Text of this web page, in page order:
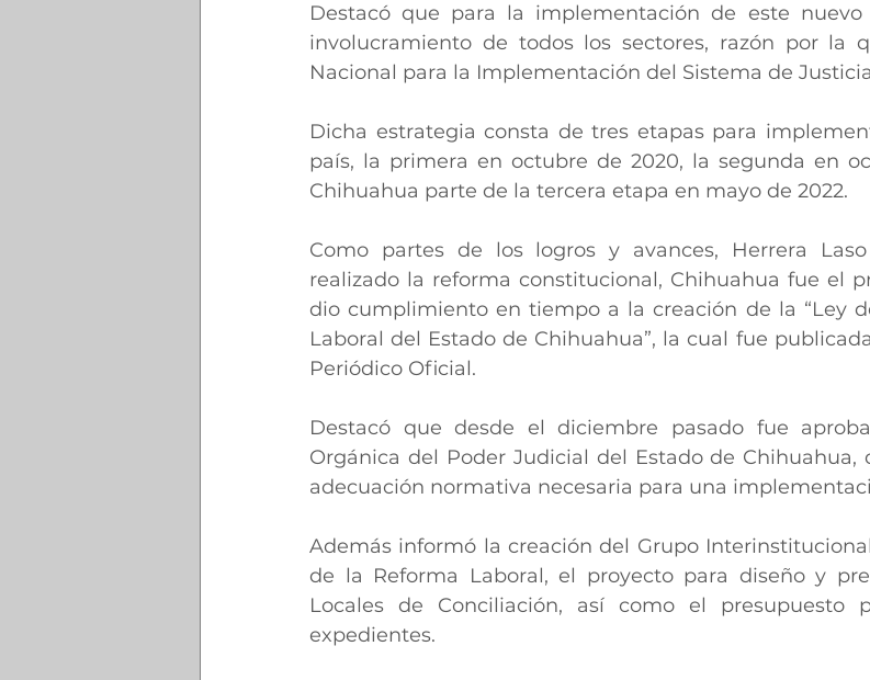
Destacó que para la implementación de este nuevo
involucramiento de todos los sectores, razón por la
Nacional para la Implementación del Sistema de
Dicha estrategia consta de tres etapas para
país, la primera en octubre de 2020, la segunda en
Chihuahua parte de la tercera etapa en mayo de 2022.
Como partes de los logros y avances, Herrera
realizado la reforma constitucional, Chihuahua fue el
dio cumplimiento en tiempo a la creación de la “Ley
Laboral del Estado de Chihuahua”, la cual fue
Periódico Oficial.
Destacó que desde el diciembre pasado fue
Orgánica del Poder Judicial del Estado de
adecuación normativa necesaria para una
Además informó la creación del Grupo
de la Reforma Laboral, el proyecto para diseño y
Locales de Conciliación, así como el presupuesto
expedientes.